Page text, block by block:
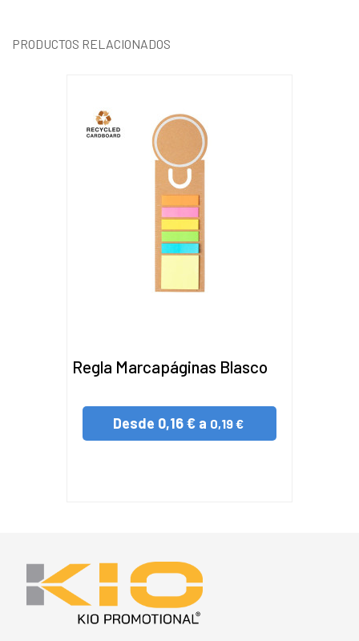
PRODUCTOS RELACIONADOS
Regla Marcapáginas Blasco
Desde 0,16 € a 0,19 €